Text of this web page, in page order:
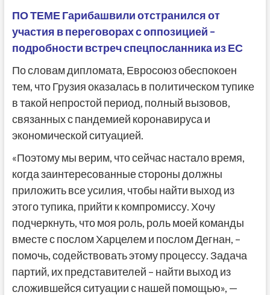
ПО ТЕМЕ Гарибашвили отстранился от
участия в переговорах с оппозицией –
подробности встреч спецпосланника из ЕС
По словам дипломата, Евросоюз обеспокоен
тем, что Грузия оказалась в политическом тупике
в такой непростой период, полный вызовов,
связанных с пандемией коронавируса и
экономической ситуацией.
«Поэтому мы верим, что сейчас настало время,
когда заинтересованные стороны должны
приложить все усилия, чтобы найти выход из
этого тупика, прийти к компромиссу. Хочу
подчеркнуть, что моя роль, роль моей команды
вместе с послом Харцелем и послом Дегнан, –
помочь, содействовать этому процессу. Задача
партий, их представителей – найти выход из
сложившейся ситуации с нашей помощью», —